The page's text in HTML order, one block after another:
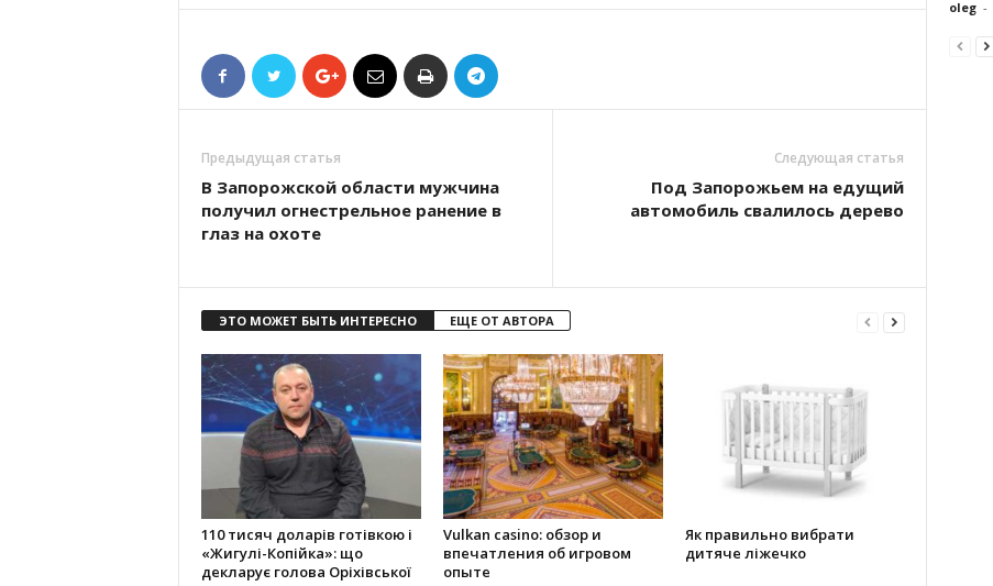
Предыдущая статья
В Запорожской области мужчина
получил огнестрельное ранение в
глаз на охоте
Следующая статья
Под Запорожьем на едущий
автомобиль свалилось дерево
ЭТО МОЖЕТ БЫТЬ ИНТЕРЕСНО ЕЩЕ ОТ АВТОРА
110 тисяч доларів готівкою і
«Жигулі-Копійка»: що
декларує голова Оріхівської
Vulkan casino: обзор и
впечатления об игровом
опыте
Як правильно вибрати
дитяче ліжечко
oleg -